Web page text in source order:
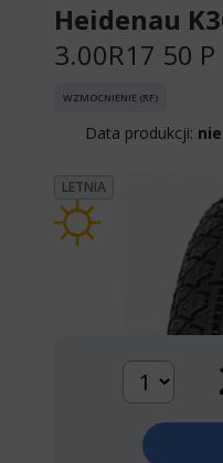
Heidenau
3.00R17 50 P
WZMOCNIENIE (RF)
Data produkcji:
LETNIA